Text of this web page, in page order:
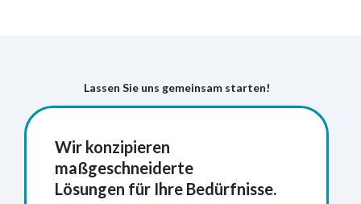
Lassen Sie uns gemeinsam starten!
Wir konzipieren
maßgeschneiderte
Lösungen für Ihre Bedürfnisse.